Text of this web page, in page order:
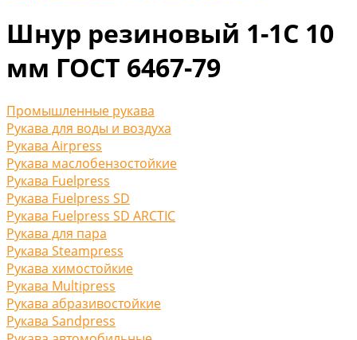
Шнур резиновый 1-1С 10
мм ГОСТ 6467-79
Промышленные рукава
Рукава для воды и воздуха
Рукава Airpress
Рукава маслобензостойкие
Рукава Fuelpress
Рукава Fuelpress SD
Рукава Fuelpress SD ARCTIC
Рукава для пара
Рукава Steampress
Рукава химостойкие
Рукава Multipress
Рукава абразивостойкие
Рукава Sandpress